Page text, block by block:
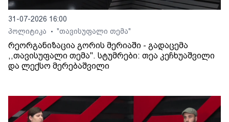
31-07-2026 16:00
პოლიტიკა
• "თავისუფალი თემა"
რეორგანიზაცია გორის მერიაში - გადაცემა
,,თავისუფალი თემა". სტუმრები: თეა კეჩხუაშვილი
და ლექსო მერებაშვილი